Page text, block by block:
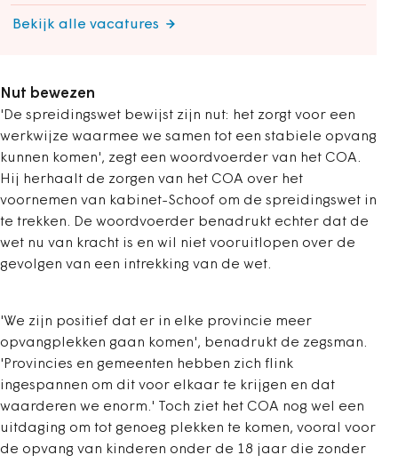
Bekijk alle vacatures
Nut bewezen
'De spreidingswet bewijst zijn nut: het zorgt voor een
werkwijze waarmee we samen tot een stabiele opvang
kunnen komen', zegt een woordvoerder van het COA.
Hij herhaalt de zorgen van het COA over het
voornemen van kabinet-Schoof om de spreidingswet in
te trekken. De woordvoerder benadrukt echter dat de
wet nu van kracht is en wil niet vooruitlopen over de
gevolgen van een intrekking van de wet.
'We zijn positief dat er in elke provincie meer
opvangplekken gaan komen', benadrukt de zegsman.
'Provincies en gemeenten hebben zich flink
ingespannen om dit voor elkaar te krijgen en dat
waarderen we enorm.' Toch ziet het COA nog wel een
uitdaging om tot genoeg plekken te komen, vooral voor
de opvang van kinderen onder de 18 jaar die zonder